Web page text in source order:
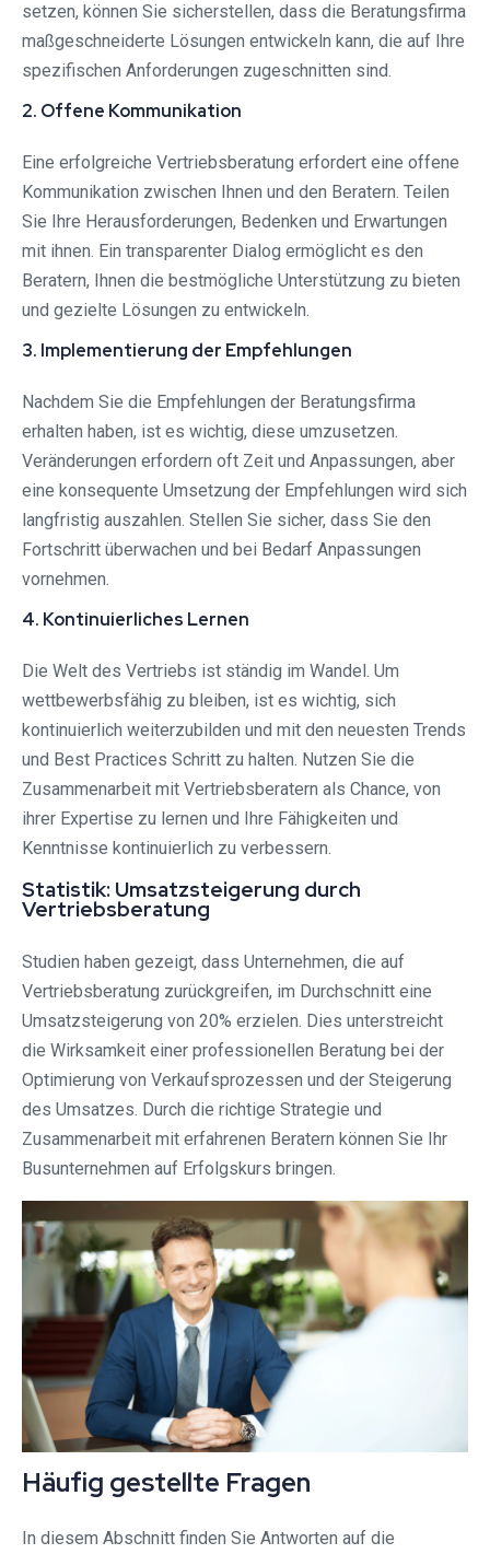
setzen, können Sie sicherstellen, dass die Beratungsfirma
maßgeschneiderte Lösungen entwickeln kann, die auf Ihre
spezifischen Anforderungen zugeschnitten sind.
2. Offene Kommunikation
Eine erfolgreiche Vertriebsberatung erfordert eine offene
Kommunikation zwischen Ihnen und den Beratern. Teilen
Sie Ihre Herausforderungen, Bedenken und Erwartungen
mit ihnen. Ein transparenter Dialog ermöglicht es den
Beratern, Ihnen die bestmögliche Unterstützung zu bieten
und gezielte Lösungen zu entwickeln.
3. Implementierung der Empfehlungen
Nachdem Sie die Empfehlungen der Beratungsfirma
erhalten haben, ist es wichtig, diese umzusetzen.
Veränderungen erfordern oft Zeit und Anpassungen, aber
eine konsequente Umsetzung der Empfehlungen wird sich
langfristig auszahlen. Stellen Sie sicher, dass Sie den
Fortschritt überwachen und bei Bedarf Anpassungen
vornehmen.
4. Kontinuierliches Lernen
Die Welt des Vertriebs ist ständig im Wandel. Um
wettbewerbsfähig zu bleiben, ist es wichtig, sich
kontinuierlich weiterzubilden und mit den neuesten Trends
und Best Practices Schritt zu halten. Nutzen Sie die
Zusammenarbeit mit Vertriebsberatern als Chance, von
ihrer Expertise zu lernen und Ihre Fähigkeiten und
Kenntnisse kontinuierlich zu verbessern.
Statistik: Umsatzsteigerung durch
Vertriebsberatung
Studien haben gezeigt, dass Unternehmen, die auf
Vertriebsberatung zurückgreifen, im Durchschnitt eine
Umsatzsteigerung von 20% erzielen. Dies unterstreicht
die Wirksamkeit einer professionellen Beratung bei der
Optimierung von Verkaufsprozessen und der Steigerung
des Umsatzes. Durch die richtige Strategie und
Zusammenarbeit mit erfahrenen Beratern können Sie Ihr
Busunternehmen auf Erfolgskurs bringen.
Häufig gestellte Fragen
In diesem Abschnitt finden Sie Antworten auf die